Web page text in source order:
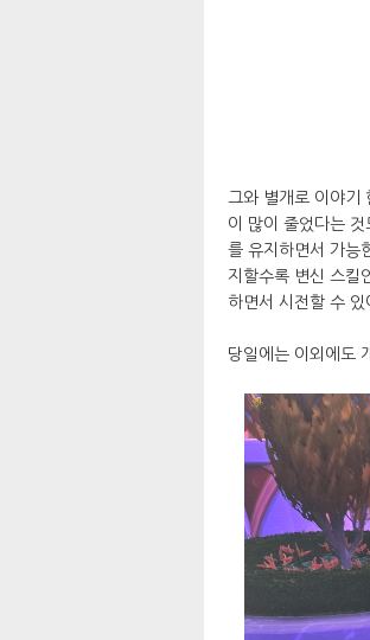
그와 별개로 이야기
이 많이 줄었다는
를 유지하면서 가능
지할수록 변신 스킬
하면서 시전할 수
당일에는 이외에도